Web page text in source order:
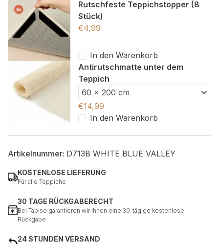
Rutschfeste Teppichstopper (8
Stück)
€4,99
In den Warenkorb
Antirutschmatte unter dem
Teppich
60 x 200 cm
€14,99
In den Warenkorb
Artikelnummer: D713B WHITE BLUE VALLEY
KOSTENLOSE LIEFERUNG
Für alle Teppiche
30 TAGE RÜCKGABERECHT
Bei Tapiso garantieren wir Ihnen eine 30-tägige kostenlose
Rückgabe
24 STUNDEN VERSAND